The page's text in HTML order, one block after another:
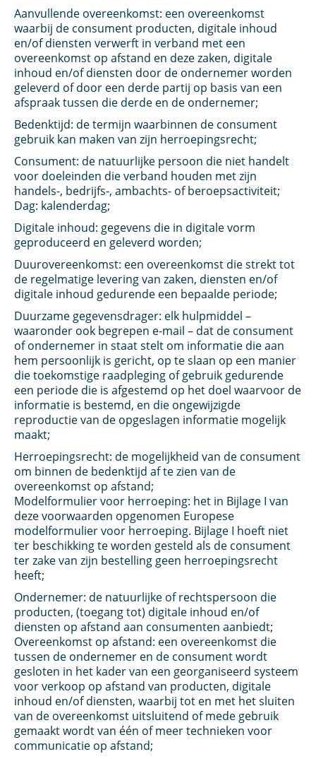
Aanvullende overeenkomst: een overeenkomst
waarbij de consument producten, digitale inhoud
en/of diensten verwerft in verband met een
overeenkomst op afstand en deze zaken, digitale
inhoud en/of diensten door de ondernemer worden
geleverd of door een derde partij op basis van een
afspraak tussen die derde en de ondernemer;
Bedenktijd: de termijn waarbinnen de consument
gebruik kan maken van zijn herroepingsrecht;
Consument: de natuurlijke persoon die niet handelt
voor doeleinden die verband houden met zijn
handels-, bedrijfs-, ambachts- of beroepsactiviteit;
Dag: kalenderdag;
Digitale inhoud: gegevens die in digitale vorm
geproduceerd en geleverd worden;
Duurovereenkomst: een overeenkomst die strekt tot
de regelmatige levering van zaken, diensten en/of
digitale inhoud gedurende een bepaalde periode;
Duurzame gegevensdrager: elk hulpmiddel –
waaronder ook begrepen e-mail – dat de consument
of ondernemer in staat stelt om informatie die aan
hem persoonlijk is gericht, op te slaan op een manier
die toekomstige raadpleging of gebruik gedurende
een periode die is afgestemd op het doel waarvoor de
informatie is bestemd, en die ongewijzigde
reproductie van de opgeslagen informatie mogelijk
maakt;
Herroepingsrecht: de mogelijkheid van de consument
om binnen de bedenktijd af te zien van de
overeenkomst op afstand;
Modelformulier voor herroeping: het in Bijlage I van
deze voorwaarden opgenomen Europese
modelformulier voor herroeping. Bijlage I hoeft niet
ter beschikking te worden gesteld als de consument
ter zake van zijn bestelling geen herroepingsrecht
heeft;
Ondernemer: de natuurlijke of rechtspersoon die
producten, (toegang tot) digitale inhoud en/of
diensten op afstand aan consumenten aanbiedt;
Overeenkomst op afstand: een overeenkomst die
tussen de ondernemer en de consument wordt
gesloten in het kader van een georganiseerd systeem
voor verkoop op afstand van producten, digitale
inhoud en/of diensten, waarbij tot en met het sluiten
van de overeenkomst uitsluitend of mede gebruik
gemaakt wordt van één of meer technieken voor
communicatie op afstand;